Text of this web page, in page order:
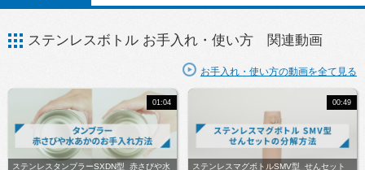
ステンレスボトル お手入れ・使い方 関連動画
お手入れ・使い方の動画を全て見る
ステンレスタンブラーSXDN型_赤さびや水
01:04
ステンレスマグボトルSMV型_せんセット
00:49